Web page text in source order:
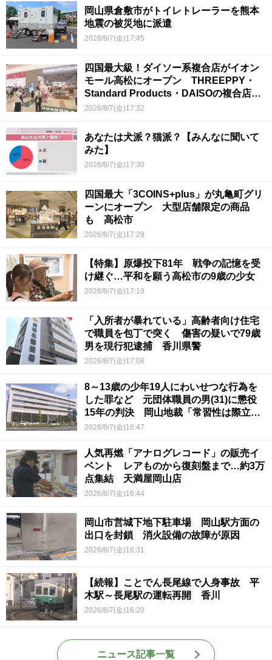
岡山県倉敷市がトイレトレーラーを熊本
地震の被災地に派遣
2026/8/7(金)17:45
四国最大級！ダイソー系複合店がイオン
モール高松にオープン THREEPPY・
Standard Products・DAISOの複合店は
香川県初
2026/8/7(金)17:32
あなたは犬派？猫派？【みんなに聞いて
みた】
2026/8/7(金)17:30
四国最大「3COINS+plus」が丸亀町グリ
ーンにオープン 大型店舗限定の商品
も 高松市
2026/8/7(金)17:29
【特集】原爆投下81年 戦争の記憶を受
け継ぐ…平和を願う高松市の9歳の少女
2026/8/7(金)17:19
「入所者が暴れている」高齢者向け住宅
で職員を包丁で突く 傷害の疑いで79歳
男を現行犯逮捕 香川県警
2026/8/7(金)17:08
8～13歳の少年19人にわいせつな行為を
した罪など 元団体職員の男(31)に懲役
15年の判決 岡山地裁「常習性は際立っ
ていて被害結果も非常に重い」
2026/8/7(金)16:47
人気再燃「アナログレコード」の販売イ
ベント レアものから復刻盤まで…約3万
点集結 天満屋岡山店
2026/8/7(金)16:44
岡山市営城下地下駐車場 岡山駅方面の
出口を封鎖 消火設備の故障が原因
2026/8/7(金)16:31
【続報】ことでん長尾線で人身事故 平
木駅～長尾駅の運転再開 香川
2026/8/7(金)16:20
ニュース記事一覧